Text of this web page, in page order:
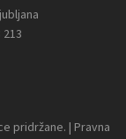
213
pridržane. | Pravna